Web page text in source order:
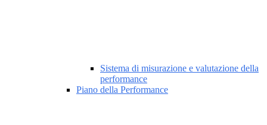
Sistema di misurazione e valutazione della
performance
Piano della Performance